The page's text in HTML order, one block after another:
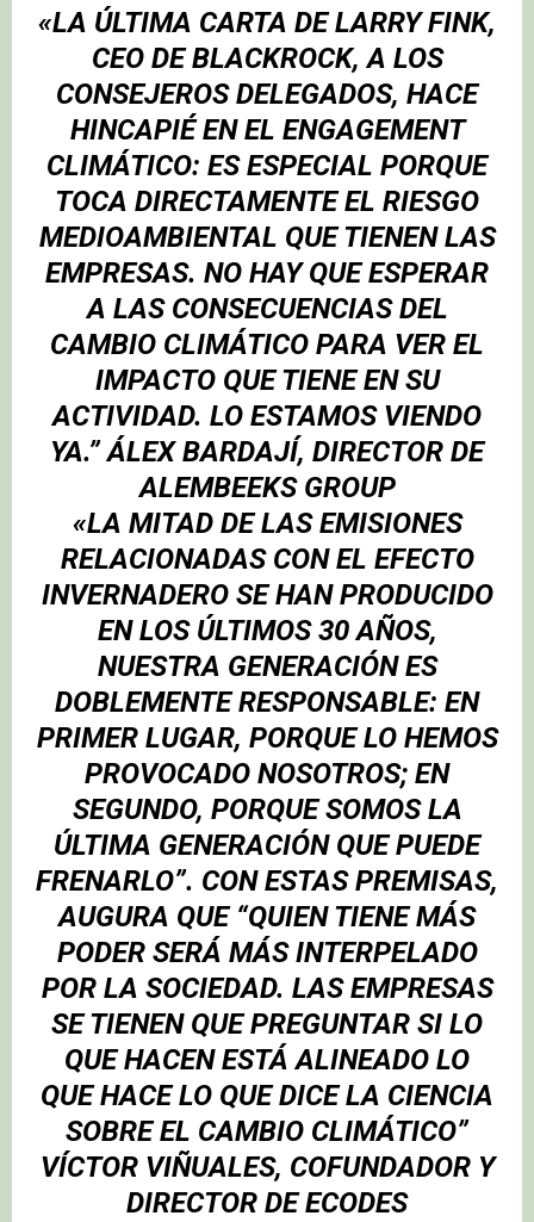
«LA ÚLTIMA CARTA DE LARRY FINK,
CEO DE BLACKROCK, A LOS
CONSEJEROS DELEGADOS, HACE
HINCAPIÉ EN EL ENGAGEMENT
CLIMÁTICO: ES ESPECIAL PORQUE
TOCA DIRECTAMENTE EL RIESGO
MEDIOAMBIENTAL QUE TIENEN LAS
EMPRESAS. NO HAY QUE ESPERAR
A LAS CONSECUENCIAS DEL
CAMBIO CLIMÁTICO PARA VER EL
IMPACTO QUE TIENE EN SU
ACTIVIDAD. LO ESTAMOS VIENDO
YA.” ÁLEX BARDAJÍ, DIRECTOR DE
ALEMBEEKS GROUP
«LA MITAD DE LAS EMISIONES
RELACIONADAS CON EL EFECTO
INVERNADERO SE HAN PRODUCIDO
EN LOS ÚLTIMOS 30 AÑOS,
NUESTRA GENERACIÓN ES
DOBLEMENTE RESPONSABLE: EN
PRIMER LUGAR, PORQUE LO HEMOS
PROVOCADO NOSOTROS; EN
SEGUNDO, PORQUE SOMOS LA
ÚLTIMA GENERACIÓN QUE PUEDE
FRENARLO”. CON ESTAS PREMISAS,
AUGURA QUE “QUIEN TIENE MÁS
PODER SERÁ MÁS INTERPELADO
POR LA SOCIEDAD. LAS EMPRESAS
SE TIENEN QUE PREGUNTAR SI LO
QUE HACEN ESTÁ ALINEADO LO
QUE HACE LO QUE DICE LA CIENCIA
SOBRE EL CAMBIO CLIMÁTICO”
VÍCTOR VIÑUALES, COFUNDADOR Y
DIRECTOR DE ECODES